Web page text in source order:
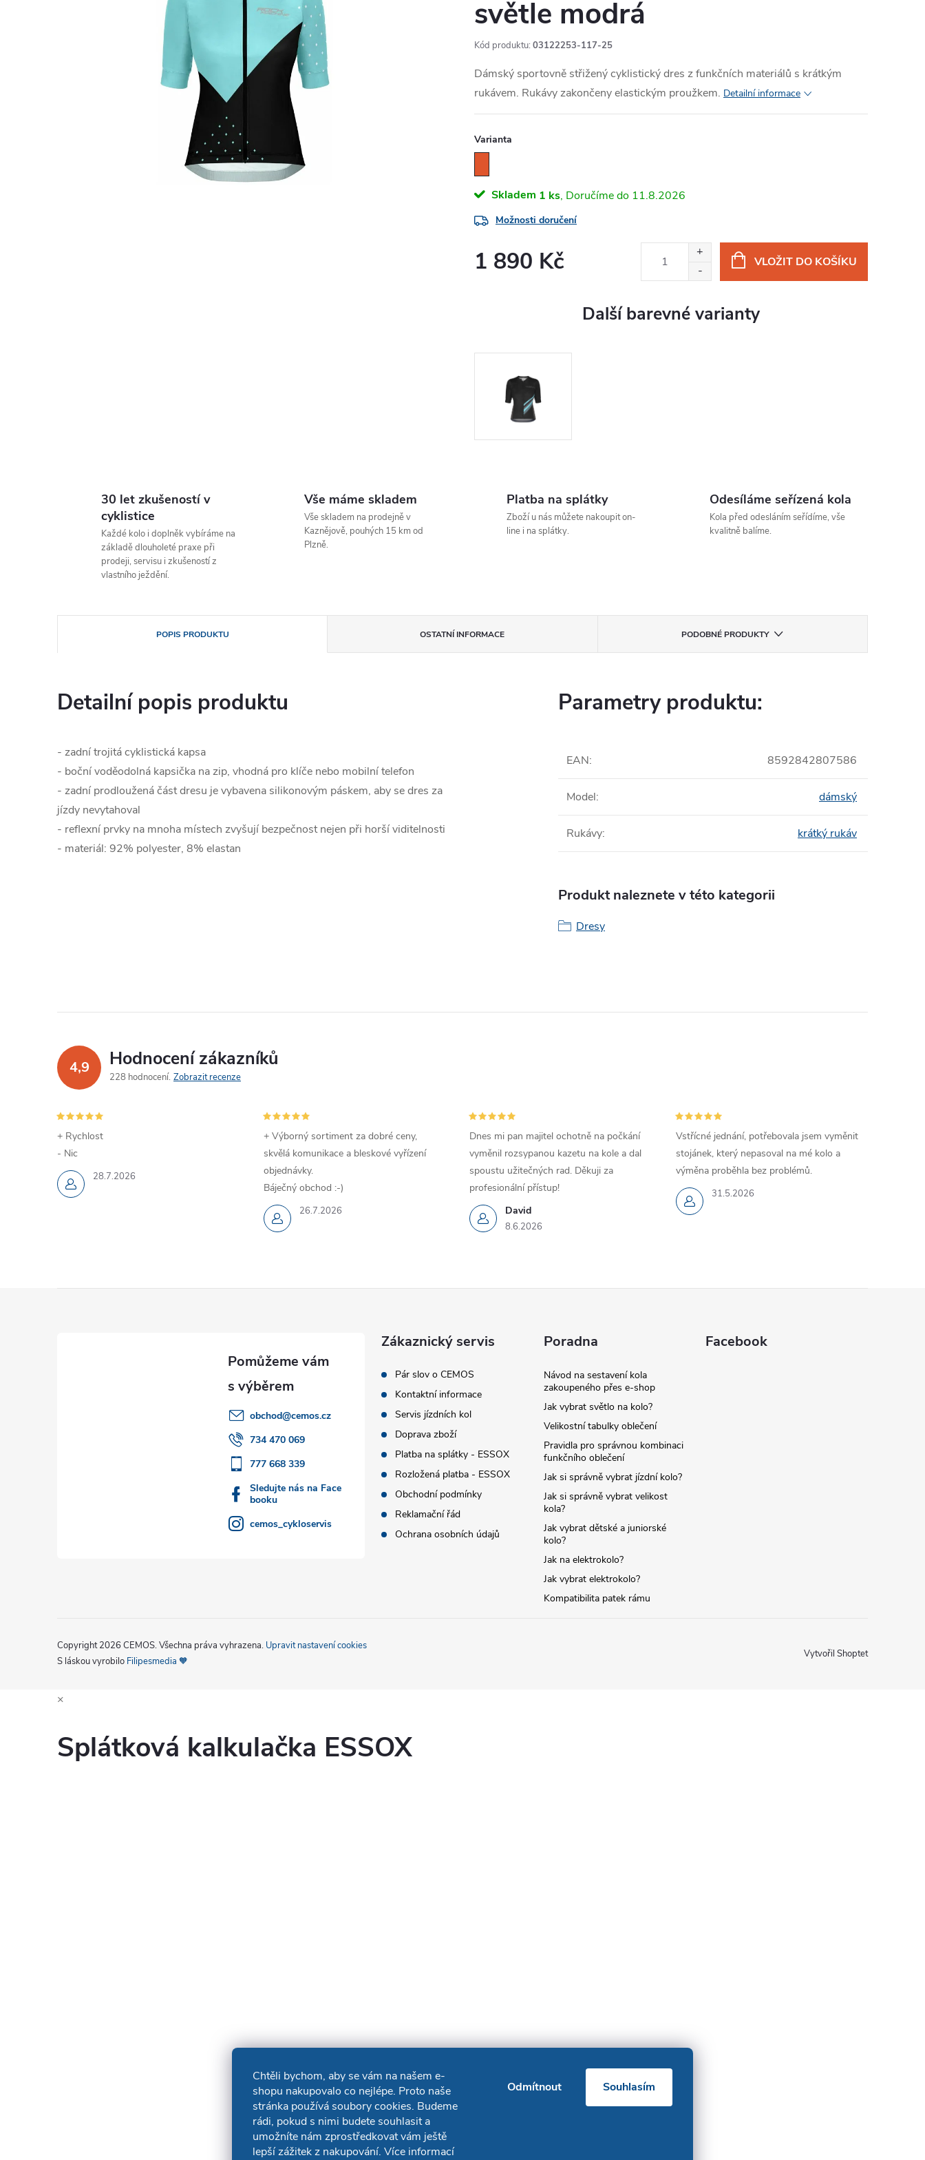
Chtěli bychom, aby se vám na našem e-
shopu nakupovalo co nejlépe. Proto naše
stránka používá soubory cookies. Budeme
rádi, pokud s nimi budete souhlasit a
umožníte nám zprostředkovat vám ještě
lepší zážitek z nakupování. Více informací
Odmítnout Souhlasím
světle modrá
Kód produktu: 03122253-117-25
Dámský sportovně střižený cyklistický dres z funkčních materiálů s krátkým
rukávem. Rukávy zakončeny elastickým proužkem. Detailní informace
Varianta
Skladem 1 ks 11.8.2026
Možnosti doručení
1 890 Kč VLOŽIT DO KOŠÍKU
30 let zkušeností v
cyklistice
Každé kolo i doplněk vybíráme na
základě dlouholeté praxe při
prodeji, servisu i zkušeností z
vlastního ježdění.
Vše máme skladem
Vše skladem na prodejně v
Kaznějově, pouhých 15 km od
Plzně.
Platba na splátky
Zboží u nás můžete nakoupit on-
line i na splátky.
Odesíláme seřízená kola
Kola před odesláním seřídíme, vše
kvalitně balíme.
POPIS PRODUKTU OSTATNÍ INFORMACE PODOBNÉ PRODUKTY
Detailní popis produktu
- zadní trojitá cyklistická kapsa
- boční voděodolná kapsička na zip, vhodná pro klíče nebo mobilní telefon
- zadní prodloužená část dresu je vybavena silikonovým páskem, aby se dres za
jízdy nevytahoval
- reflexní prvky na mnoha místech zvyšují bezpečnost nejen při horší viditelnosti
- materiál: 92% polyester, 8% elastan
Parametry produktu:
EAN: 8592842807586
Model: dámský
Rukávy: krátký rukáv
Produkt naleznete v této kategorii
Dresy
4,9 Hodnocení zákazníků
228 hodnocení Zobrazit recenze
28.7.2026
+ Rychlost
- Nic
26.7.2026
+ Výborný sortiment za dobré ceny,
skvělá komunikace a bleskové vyřízení
objednávky.
Báječný obchod :-)
David
8.6.2026
Dnes mi pan majitel ochotně na počkání
vyměnil rozsypanou kazetu na kole a dal
spoustu užitečných rad. Děkuji za
profesionální přístup!
31.5.2026
Vstřícné jednání, potřebovala jsem vyměnit
stojánek, který nepasoval na mé kolo a
výměna proběhla bez problémů.
obchod@cemos.cz
734 470 069
777 668 339
Sledujte nás na Face
booku
cemos_cykloservis
Zákaznický servis
Pár slov o CEMOS
Kontaktní informace
Servis jízdních kol
Doprava zboží
Platba na splátky - ESSOX
Rozložená platba - ESSOX
Obchodní podmínky
Reklamační řád
Ochrana osobních údajů
Poradna
Návod na sestavení kola
zakoupeného přes e-shop
Jak vybrat světlo na kolo?
Velikostní tabulky oblečení
Pravidla pro správnou kombinaci
funkčního oblečení
Jak si správně vybrat jízdní kolo?
Jak si správně vybrat velikost
kola?
Jak vybrat dětské a juniorské
kolo?
Jak na elektrokolo?
Jak vybrat elektrokolo?
Kompatibilita patek rámu
Facebook
Vytvořil Shoptet
Copyright 2026 CEMOS. Všechna práva vyhrazena. Upravit nastavení cookies
S láskou vyrobilo Filipesmedia 🧡
×
Splátková kalkulačka ESSOX